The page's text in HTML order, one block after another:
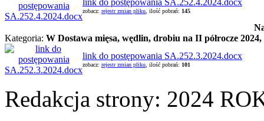
zobacz: rejestr zmian pliku , ilość pobrań: 145
Kategoria: W Dostawa mięsa, wędlin, drobiu na II półrocze
link do postępowania SA.252.3.2024.docx
zobacz: rejestr zmian pliku , ilość pobrań: 101
Redakcja strony: 2024